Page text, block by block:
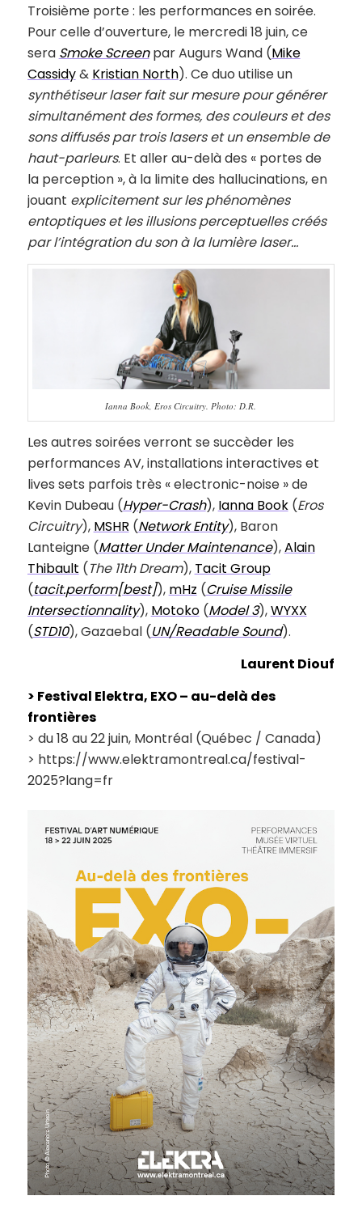
Troisième porte : les performances en soirée.
Pour celle d’ouverture, le mercredi 18 juin, ce
sera Smoke Screenpar Augurs Wand (Mike
Cassidy& Kristian North). Ce duo utilise un
synthétiseur laser fait sur mesure pour générer
simultanément des formes, des couleurs et des
sons diffusés par trois lasers et un ensemble de
haut-parleurs. Et aller au-delà des « portes de
la perception », à la limite des hallucinations, en
jouant explicitement sur les phénomènes
entoptiques et les illusions perceptuelles créés
par l’intégration du son à la lumière laser…
Ianna Book, Eros Circuitry. Photo: D.R.
Les autres soirées verront se succèder les
performances AV, installations interactives et
lives sets parfois très « electronic-noise » de
Kevin Dubeau (Hyper-Crash), Ianna Book(Eros
Circuitry), MSHR (Network Entity), Baron
Lanteigne (Matter Under Maintenance),Alain
Thibault (The 11th Dream), Tacit Group
(tacit.perform[best]), mHz (Cruise Missile
Intersectionnality), Motoko(Model 3),WYXX
(STD10), Gazaebal (UN/Readable Sound).
Laurent Diouf
> Festival Elektra, EXO – au-delà des
frontières
> du 18 au 22 juin, Montréal (Québec / Canada)
> https://www.elektramontreal.ca/festival-
2025?lang=fr